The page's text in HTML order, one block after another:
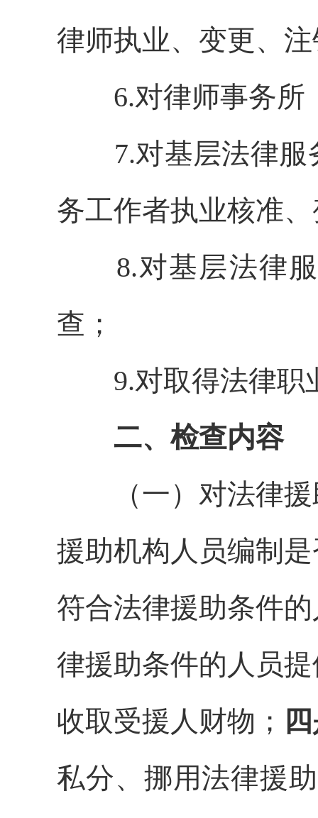
律师执业、变更、
6.对律师事务所
7.对基层法律
务工作者执业核准
8.对基层法律
查 ；
9.对取得法律职
二、检查内容
（一）对法律
援助机构 人员编制
符合法律援助条件
律援助条件的人员
收取受援人 财物；
私分、挪用法律援